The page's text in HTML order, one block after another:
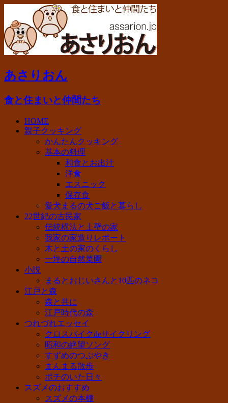
あさりおん
食と住まいと仲間たち
HOME
親子クッキング
かんたんクッキング
基本の料理
和食とお出汁
洋食
エスニック
保存食
愛犬まるの犬ご飯と暮らし
22世紀の古民家
伝統構法と土壁の家
我家の家造りレポート
木と土の家のくらし
一坪の自然菜園
小説
まるとおじいさんと10匹のネコ
江戸と森
森と共に
江戸時代の森
つれづれエッセイ
クロスバイクdeサイクリング
昭和の絶望ソング
すずめのつぶやき
まんまる散歩
ポチのいた日々
スズメのおすすめ
スズメの本棚